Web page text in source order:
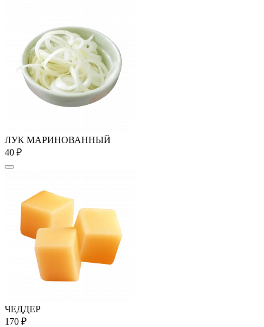
ЛУК МАРИНОВАННЫЙ
40 ₽
ЧЕДДЕР
170 ₽